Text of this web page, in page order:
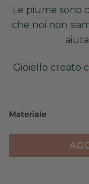
Le piume sono
che noi non
Gioiello creato
Materiale